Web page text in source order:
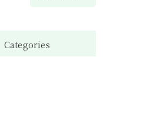
Categories